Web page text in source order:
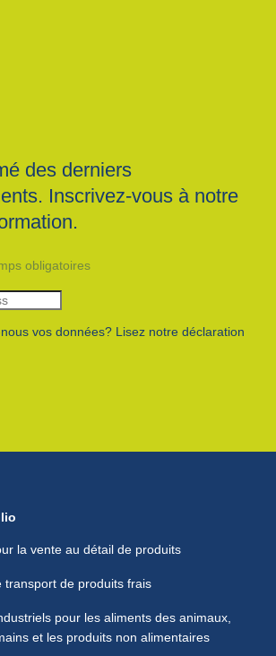
des derniers
Inscrivez-vous à notre
obligatoires
vos données? Lisez notre déclaration
la vente au détail de produits
transport de produits frais
pour les aliments des animaux,
et les produits non alimentaires